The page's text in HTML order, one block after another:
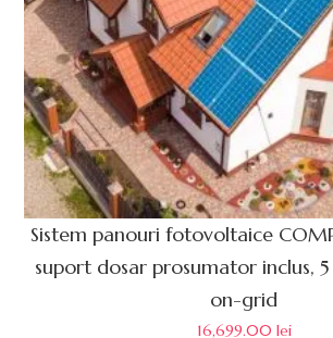
Sistem panouri fotovoltaice
suport dosar prosumator inclus,
on-grid
16,699.00 lei